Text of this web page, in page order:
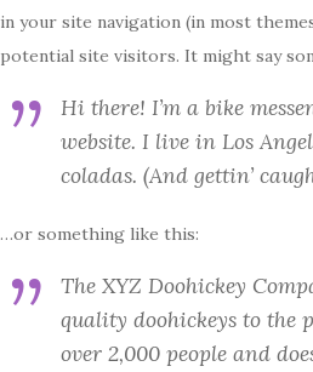
in your site navigation (in most
potential site visitors. It might say
Hi there! I’m a bike
website. I live in Los
coladas. (And gettin’
…or something like this:
The XYZ Doohickey
quality doohickeys to the
over 2,000 people and